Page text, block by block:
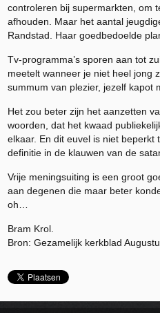
controleren bij supermarkten, om
afhouden. Maar het aantal
Randstad. Haar goedbedoelde
Tv-programma’s sporen aan tot
meetelt wanneer je niet heel jong
summum van plezier, jezelf kapot
Het zou beter zijn het aanzetten
woorden, dat het kwaad
elkaar. En dit euvel is niet
definitie in de klauwen van de
Vrije meningsuiting is een groot
aan degenen die maar beter
oh…
Bram Krol.
Bron: Gezamelijk kerkblad